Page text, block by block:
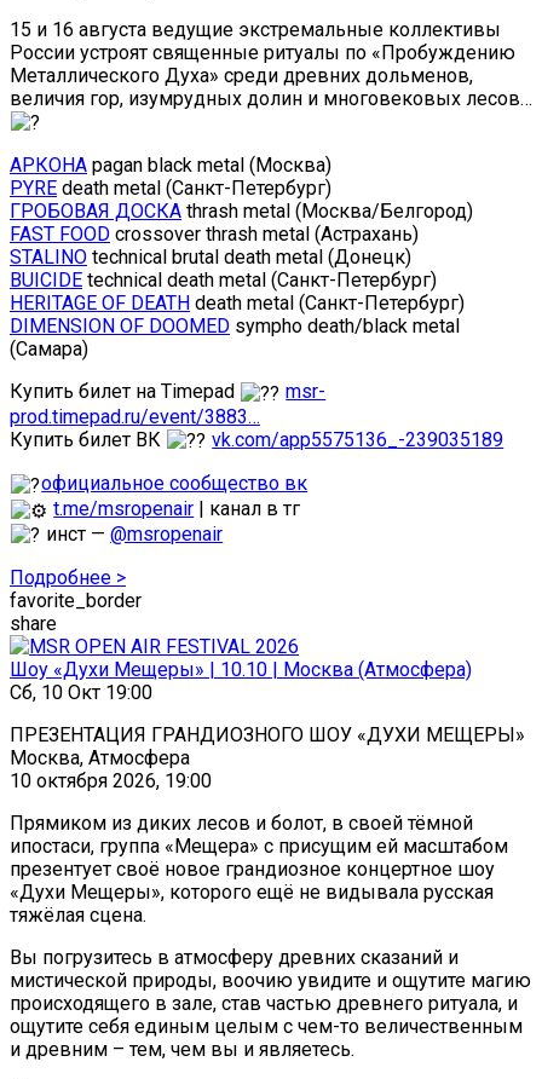
15 и 16 августа ведущие экстремальные коллективы
России устроят священные ритуалы по «Пробуждению
Металлического Духа» среди древних дольменов,
величия гор, изумрудных долин и многовековых лесов…
АРКОНА pagan black metal (Москва)
PYRE death metal (Санкт-Петербург)
ГРОБОВАЯ ДОСКА thrash metal (Москва/Белгород)
FAST FOOD crossover thrash metal (Астрахань)
STALINO technical brutal death metal (Донецк)
BUICIDE technical death metal (Санкт-Петербург)
HERITAGE OF DEATH death metal (Санкт-Петербург)
DIMENSION OF DOOMED sympho death/black metal
(Самара)
Купить билет на Timepad
msr-
prod.timepad.ru/event/3883…
Купить билет ВК
vk.com/app5575136_-239035189
официальное сообщество вк
t.me/msropenair | канал в тг
инст —@msropenair
Подробнее >
favorite_border
share
Шоу «Духи Мещеры» | 10.10 | Москва (Атмосфера)
Сб, 10 Окт 19:00
ПРЕЗЕНТАЦИЯ ГРАНДИОЗНОГО ШОУ «ДУХИ МЕЩЕРЫ»
Москва, Атмосфера
10 октября 2026, 19:00
Прямиком из диких лесов и болот, в своей тёмной
ипостаси, группа «Мещера» с присущим ей масштабом
презентует своё новое грандиозное концертное шоу
«Духи Мещеры», которого ещё не видывала русская
тяжёлая сцена.
Вы погрузитесь в атмосферу древних сказаний и
мистической природы, воочию увидите и ощутите магию
происходящего в зале, став частью древнего ритуала, и
ощутите себя единым целым с чем-то величественным
и древним – тем, чем вы и являетесь.